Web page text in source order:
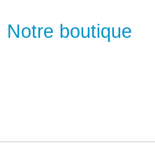
Notre boutique